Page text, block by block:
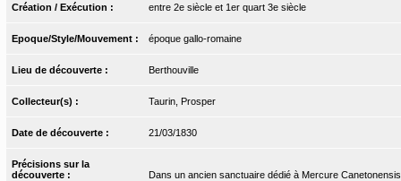
Création / Exécution : entre 2e siècle et 1er quart 3e siècle
Epoque/Style/Mouvement : époque gallo-romaine
Lieu de découverte : Berthouville
Collecteur(s) : Taurin, Prosper
Date de découverte : 21/03/1830
Précisions sur la
découverte :
Dans un ancien sanctuaire dédié à Mercure